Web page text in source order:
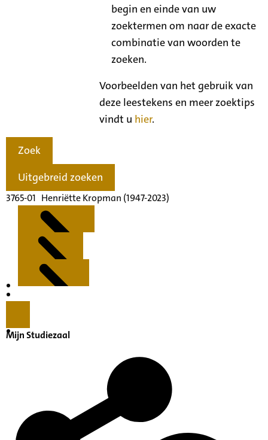
begin en einde van uw
zoektermen om naar de exacte
combinatie van woorden te
zoeken.
Voorbeelden van het gebruik van
deze leestekens en meer zoektips
vindt u hier.
Zoek
Uitgebreid zoeken
3765-01 Henriëtte Kropman (1947-2023)
Inventaris
Mijn Studiezaal